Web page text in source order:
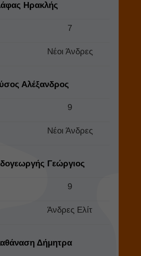
Ηρακλής
7
Νέοι Άνδρες
Αλέξανδρος
9
Νέοι Άνδρες
Γεώργιος
9
Άνδρες Ελίτ
Δήμητρα